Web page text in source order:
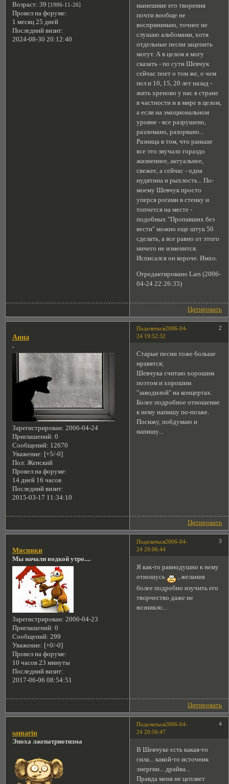
Возраст: 39 [1986-11-26]
Провел на форуме:
1 месяц 25 дней
Последний визит:
2024-08-30 20:12:40
нынешние его творения
почти вообще не
воспринимаю, точнее не
слушаю альбомами, хотя
отдельные песни зацепить
могут. А в целом я могу
сказать - по сути Шевчук
сейчас поет о том же, о чем
пел и 10, 15, 20 лет назад -
жить хреново у нас в стране
в частности и в мире в целом,
а если на эмоциональном
уровне - все разрушено,
разломано, разорвано...
Разница в том, что раньше
все это звучало гораздо
жизненнее, актуальнее,
свежее, а сейчас - одна
нудятина и рыхлость... По-
моему Шевчук просто
уперся рогами в стенку и
топчется на месте -
подобных "Пропавших без
вести" можно еще штук 50
сделать, а все равно от этого
ничего не изменится.
Исписался он короче. Имхо.
Отредактировано Lars (2006-
04-24 22:26:35)
Цитировать
Поделиться 2
2006-04-
24 19:52:32
Анна
.
Зарегистрирован: 2006-04-24
Приглашений: 0
Сообщений: 12670
Уважение: [+5/-0]
Пол: Женский
Провел на форуме:
14 дней 16 часов
Последний визит:
2015-03-17 11:34:10
Старые песни тоже больше
нравятся;
Шевчука считаю хорошим
поэтом и хорошим
"заводилой" на концертах.
Более подробное отношение
к нему напишу по-позже.
Посижу, побдумаю и
напишу...
Цитировать
Поделиться 3
2006-04-
24 20:06:44
Мясники
Мы начали водкой утро....
Зарегистрирован: 2006-04-23
Приглашений: 0
Сообщений: 299
Уважение: [+0/-0]
Провел на форуме:
10 часов 23 минуты
Последний визит:
2017-06-06 08:54:51
Я как-то равнодушно к нему
отношусь
, желания
более подробно изучить его
творчество даже не
возникло...
Цитировать
Поделиться 4
2006-04-
24 20:56:47
samarin
Эпоха лжепатриотизма
В Шевчуке есть какая-то
сила... какой-то источник
энергии... драйва...
Правда меня не цепляет